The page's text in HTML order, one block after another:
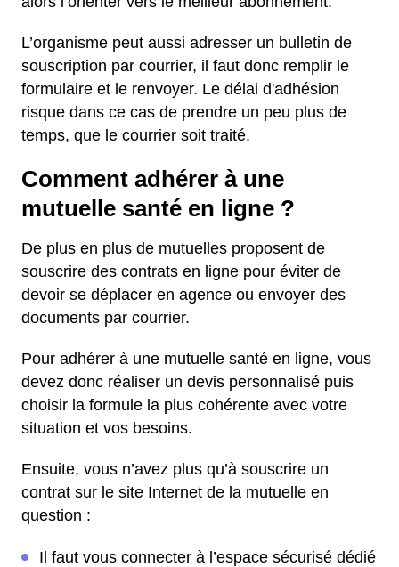
L’organisme peut aussi adresser un bulletin de
souscription par courrier, il faut donc remplir le
formulaire et le renvoyer. Le délai d'adhésion
risque dans ce cas de prendre un peu plus de
temps, que le courrier soit traité.
Comment adhérer à une
mutuelle santé en ligne ?
De plus en plus de mutuelles proposent de
souscrire des contrats en ligne pour éviter de
devoir se déplacer en agence ou envoyer des
documents par courrier.
Pour adhérer à une mutuelle santé en ligne, vous
devez donc réaliser un devis personnalisé puis
choisir la formule la plus cohérente avec votre
situation et vos besoins.
Ensuite, vous n’avez plus qu’à souscrire un
contrat sur le site Internet de la mutuelle en
question :
Il faut vous connecter à l’espace sécurisé dédié